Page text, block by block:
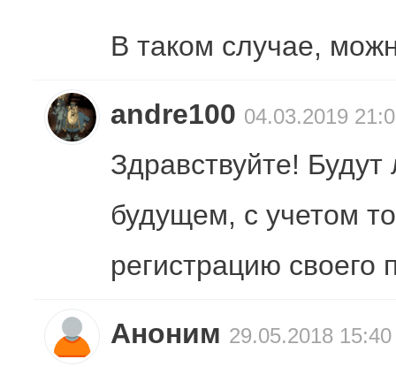
В таком случае,
andre100 04.03.2019
Здравствуйте!
будущем, с учетом
регистрацию своего
Аноним 29.05.2018 15:40